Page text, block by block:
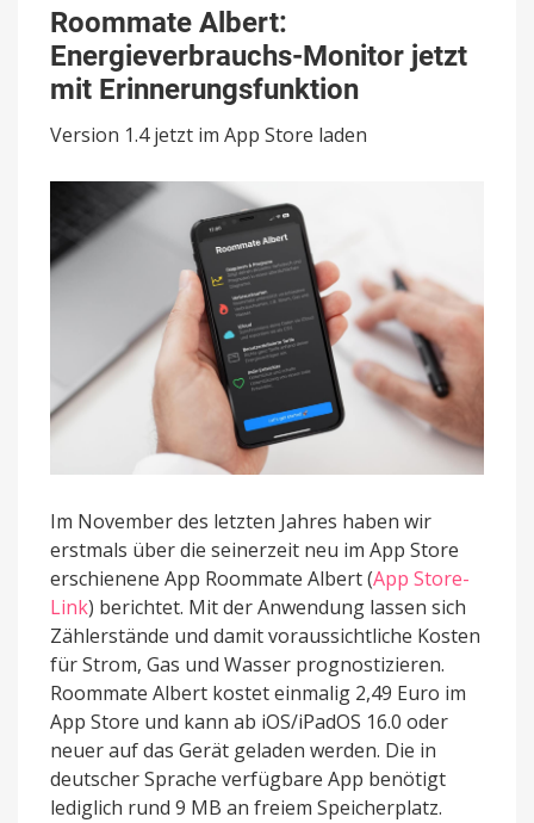
Albert:
Energieverbrauchs-
Monitor
jetzt
mit
Erinnerungsfunktion
Roommate Albert:
Energieverbrauchs-Monitor jetzt
mit Erinnerungsfunktion
Version 1.4 jetzt im App Store laden
Im November des letzten Jahres haben wir
erstmals über die seinerzeit neu im App Store
erschienene App Roommate Albert (App Store-
Link) berichtet. Mit der Anwendung lassen sich
Zählerstände und damit voraussichtliche Kosten
für Strom, Gas und Wasser prognostizieren.
Roommate Albert kostet einmalig 2,49 Euro im
App Store und kann ab iOS/iPadOS 16.0 oder
neuer auf das Gerät geladen werden. Die in
deutscher Sprache verfügbare App benötigt
lediglich rund 9 MB an freiem Speicherplatz.